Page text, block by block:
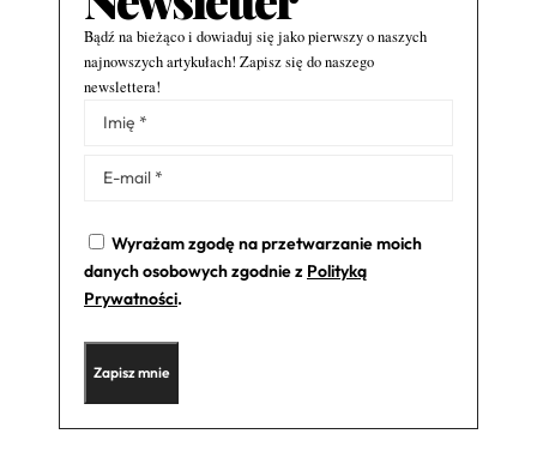
Bądź na bieżąco i dowiaduj się jako pierwszy o naszych
najnowszych artykułach! Zapisz się do naszego
newslettera!
Wyrażam zgodę na przetwarzanie moich
danych osobowych zgodnie z Polityką
Prywatności.
Alternative: